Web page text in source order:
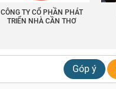
CÔNG TY CỔ PHẦN PHÁT
TRIỂN NHÀ CẦN THƠ
Góp ý